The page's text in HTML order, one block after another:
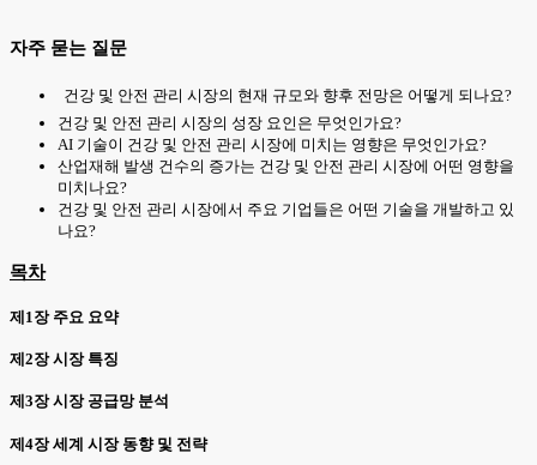
자주 묻는 질문
건강 및 안전 관리 시장의 현재 규모와 향후 전망은 어떻게 되나요?
건강 및 안전 관리 시장의 성장 요인은 무엇인가요?
AI 기술이 건강 및 안전 관리 시장에 미치는 영향은 무엇인가요?
산업재해 발생 건수의 증가는 건강 및 안전 관리 시장에 어떤 영향을
미치나요?
건강 및 안전 관리 시장에서 주요 기업들은 어떤 기술을 개발하고 있
나요?
목차
제1장 주요 요약
제2장 시장 특징
제3장 시장 공급망 분석
제4장 세계 시장 동향 및 전략